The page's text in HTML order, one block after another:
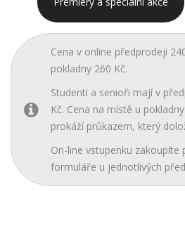
Cena v online předprodeji
pokladny 260 Kč.
Studenti a senioři mají v
Kč. Cena na místě u
prokáží průkazem, který
On-line vstupenku zakoupíte
formuláře u jednotlivých